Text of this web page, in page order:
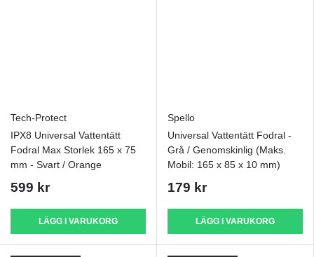
Tech-Protect
IPX8 Universal Vattentätt
Fodral Max Storlek 165 x 75
mm - Svart / Orange
599 kr
LÄGG I VARUKORG
Spello
Universal Vattentätt Fodral -
Grå / Genomskinlig (Maks.
Mobil: 165 x 85 x 10 mm)
179 kr
LÄGG I VARUKORG